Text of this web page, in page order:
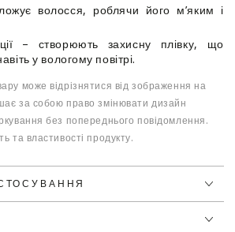
волосся, роблячи його м’яким і
– створюють захисну плівку, що
у вологому повітрі.
може відрізнятися від зображення на
за собою право змінювати дизайн
без попереднього повідомлення.
та властивості продукту.